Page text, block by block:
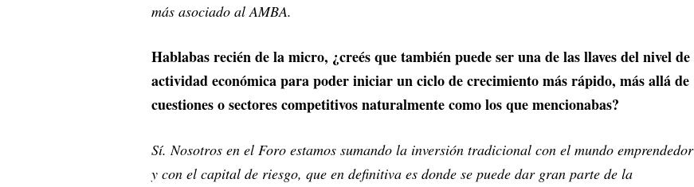
más asociado al AMBA.
Hablabas recién de la micro, ¿creés que también puede ser una de las llaves del nivel de
actividad económica para poder iniciar un ciclo de crecimiento más rápido, más allá de
cuestiones o sectores competitivos naturalmente como los que mencionabas?
Sí. Nosotros en el Foro estamos sumando la inversión tradicional con el mundo emprendedor
y con el capital de riesgo, que en definitiva es donde se puede dar gran parte de la